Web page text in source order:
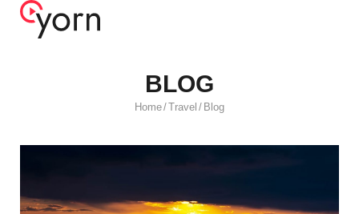
BLOG
Home/Travel / Blog